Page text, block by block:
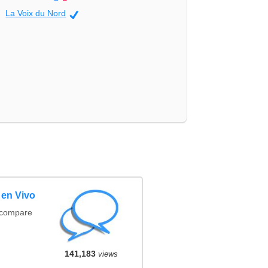
La Voix du Nord
Official
Vivo
141,183 views